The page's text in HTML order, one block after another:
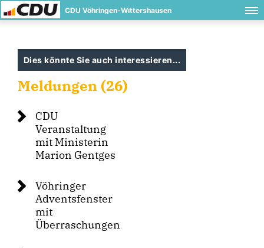
CDU Vöhringen-Wittershausen
Dies könnte Sie auch interessieren...
Meldungen (26)
CDU
Veranstaltung
mit Ministerin
Marion Gentges
Vöhringer
Adventsfenster
mit
Überraschungen